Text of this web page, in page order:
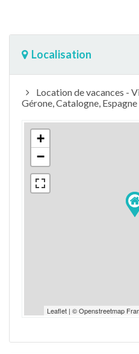
Localisation
Location de vacances -
Gérone, Catalogne, Espagne
+
−
Leaflet | © Openstreetmap